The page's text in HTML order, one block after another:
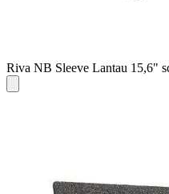
Riva NB Sleeve Lantau 15,6"